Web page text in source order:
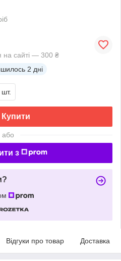
на сайті — 300 ₴
2 дні
шт.
Купити
або
з
Відгуки про товар Доставка